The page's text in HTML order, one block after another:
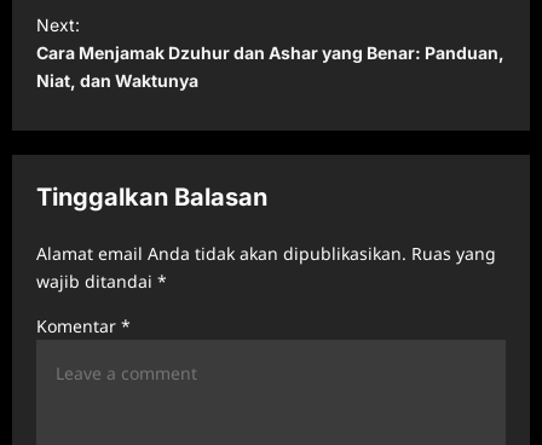
t
n
a
v
g
a
t
i
Next:
Cara Menjamak Dzuhur dan Ashar yang Benar: Panduan,
Niat, dan Waktunya
Tinggalkan Balasan
Alamat email Anda tidak akan dipublikasikan. Ruas yang
wajib ditandai *
Komentar *